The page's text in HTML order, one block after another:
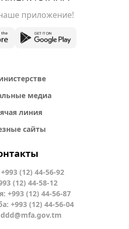
приложение!
медиа
линия
сайты
(12) 44-56-92
(12) 44-58-12
+993 (12) 44-56-87
+993 (12) 44-56-04
ddd@mfa.gov.tm